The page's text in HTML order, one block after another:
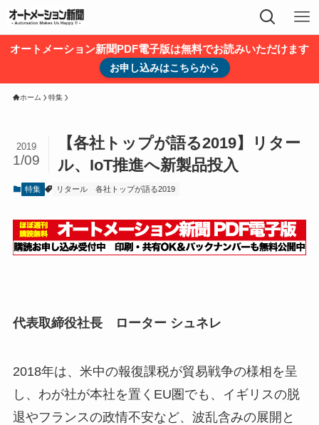
オートメーション新聞PDF電子版は無料でお読みいただけます
お申し込みはこちらから
ホーム 特集
【各社トップが語る2019】リター
ル、IoT推進へ新製品投入
2019
1/09
特集 リタール 各社トップが語る2019
代表取締役社長 ローター シュネレ
2018年は、米中の報復課税が貿易戦争の様相を呈
し、わが社が本社を置くEU圏でも、イギリスの脱
退やフランスの政情不安など、波乱含みの展開と